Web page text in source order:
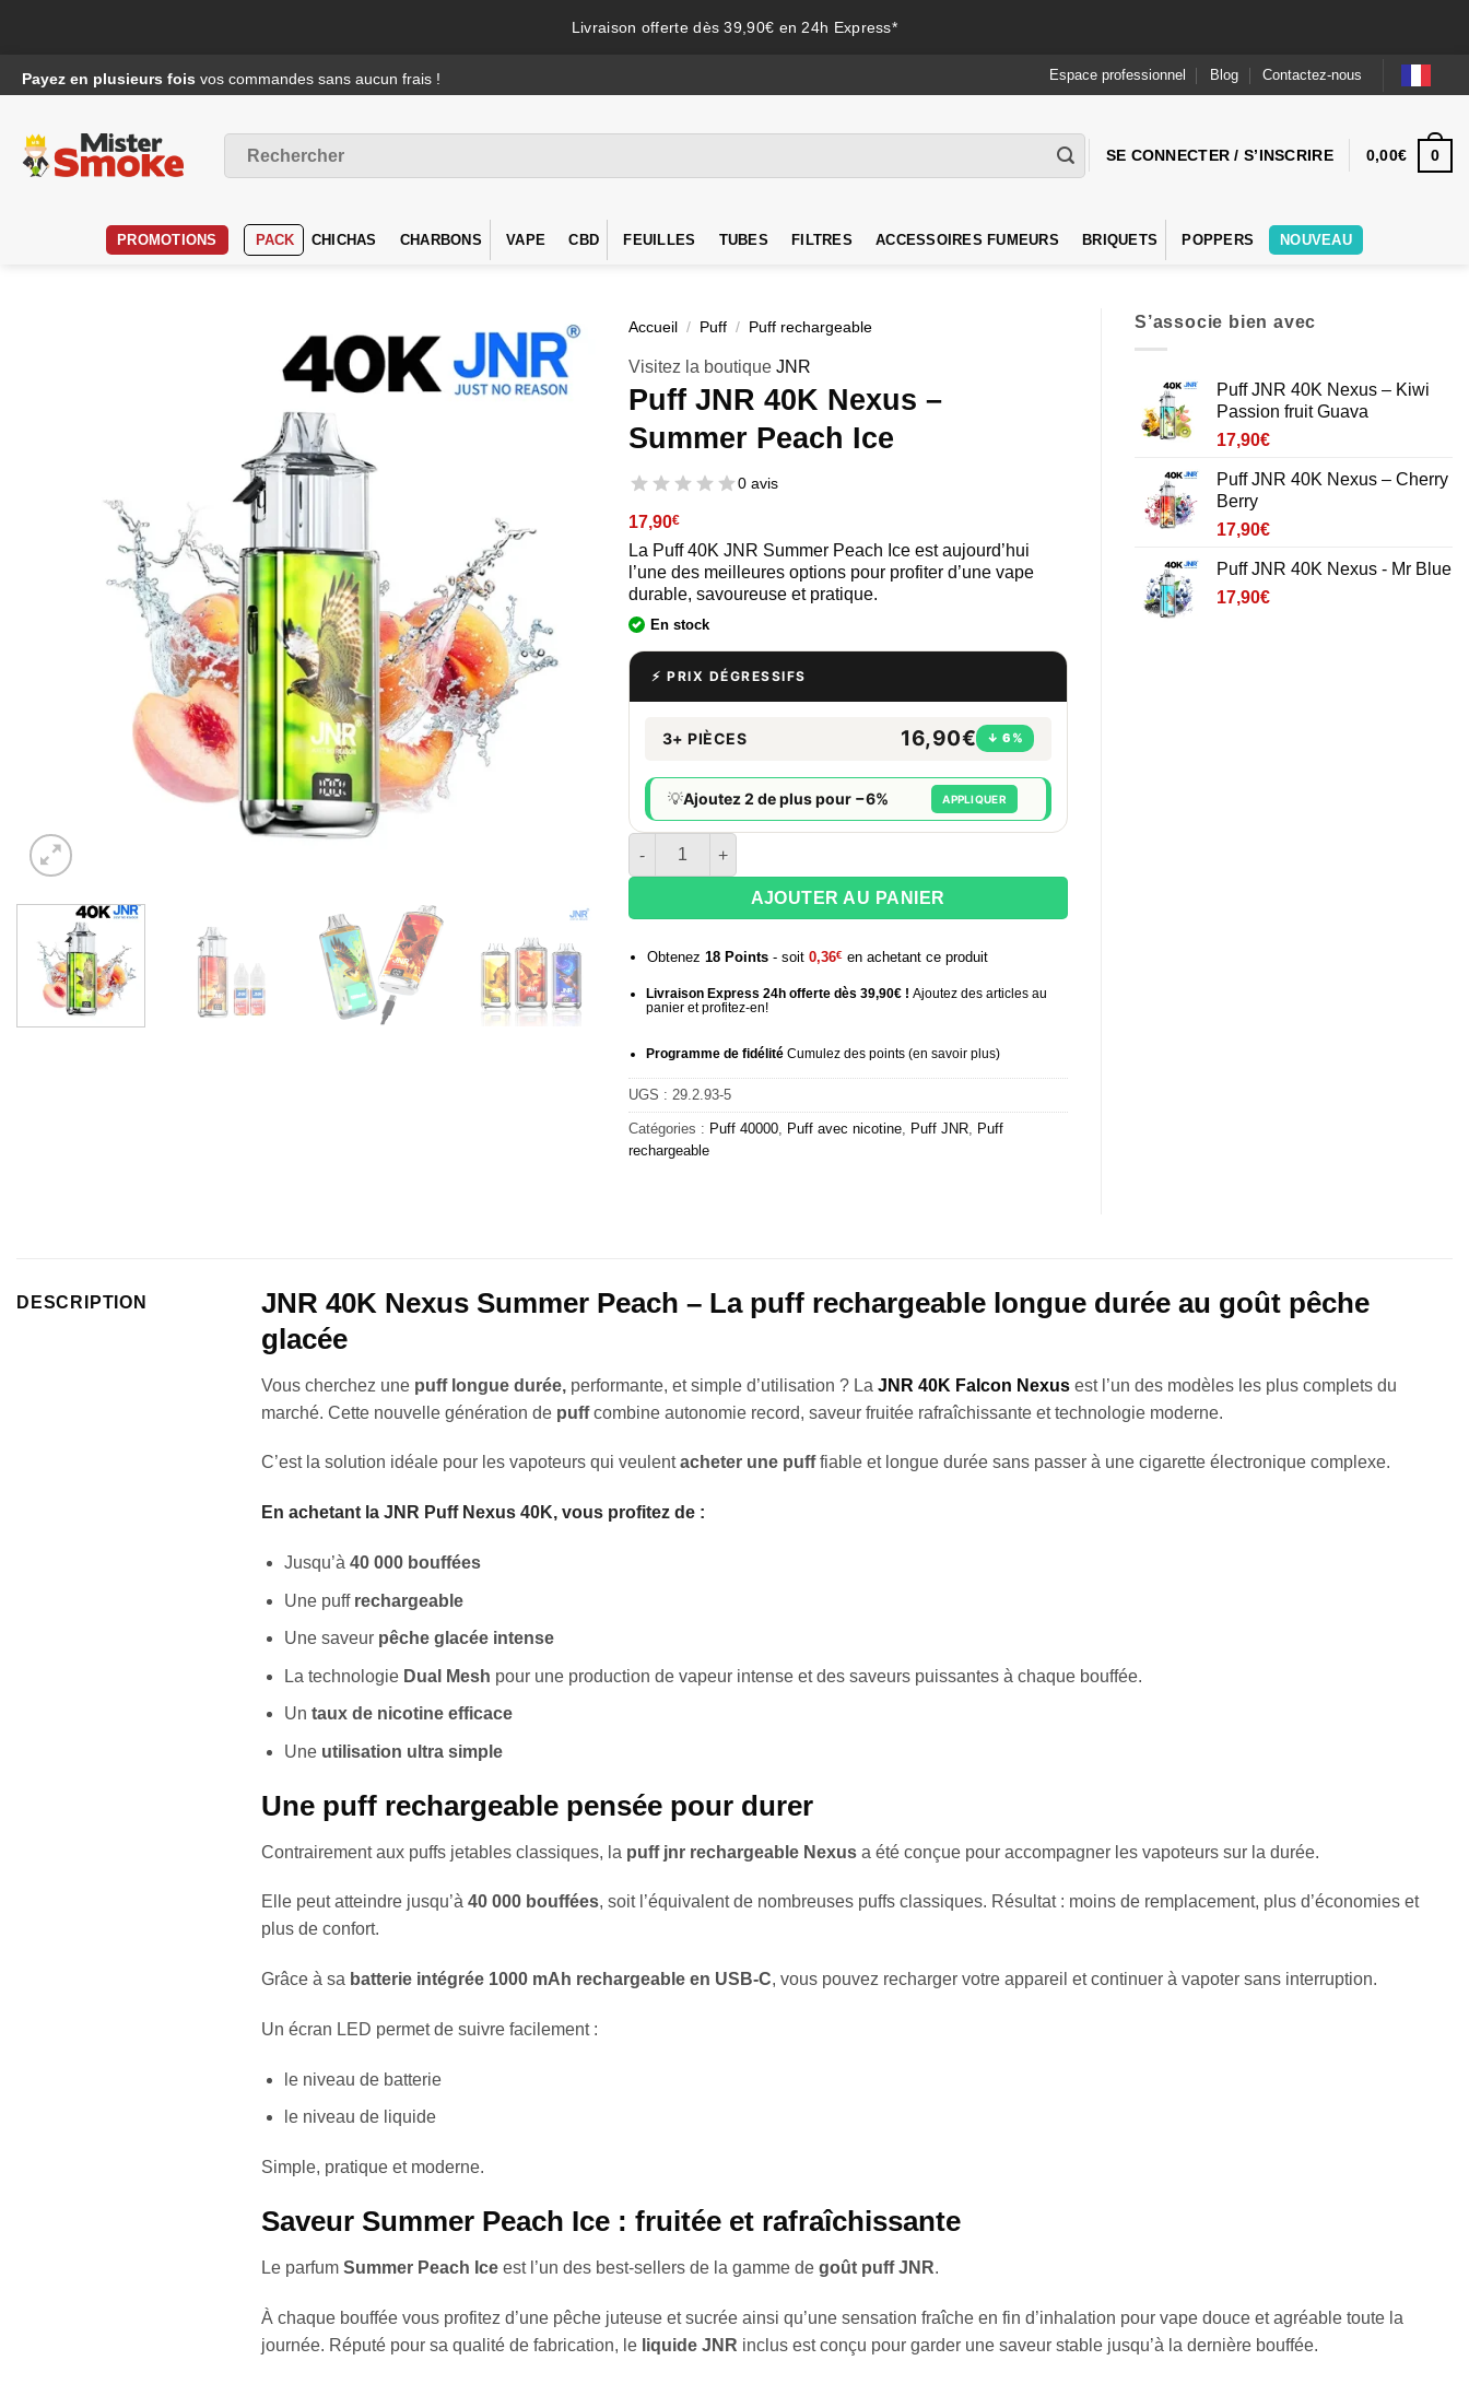
Livraison offerte dès 39,90€ en 24h Express*
au
Payez en plusieurs fois vos commandes sans aucun frais ! Espace professionnel Blog Contactez-nous
pour :
SE CONNECTER / S’INSCRIRE 0,00€ 0
PROMOTIONS PACK CHICHAS CHARBONS VAPE CBD FEUILLES TUBES FILTRES ACCESSOIRES FUMEURS BRIQUETS POPPERS NOUVEAU
Accueil / Puff / Puff rechargeable
Visitez la boutique JNR
Puff JNR 40K Nexus –
Summer Peach Ice
0 avis
17,90€
La Puff 40K JNR Summer Peach Ice est aujourd’hui
l’une des meilleures options pour profiter d’une vape
durable, savoureuse et pratique.
En stock
⚡ PRIX DÉGRESSIFS
3+ PIÈCES 16,90€ ↓ 6%
💡Ajoutez 2 de plus pour −6% APPLIQUER
quantité de Puff JNR 40K Nexus – Summer Peach Ice
AJOUTER AU PANIER
Obtenez 18Points- soit 0,36€ en achetant ce produit
Livraison Express 24h offerte dès 39,90€ ! Ajoutez des articles au
panier et profitez-en!
Programme de fidélitéCumulez des points (en savoir plus)
UGS : 29.2.93-5
Catégories : Puff 40000, Puff avec nicotine, Puff JNR, Puff
rechargeable
S’associe bien avec
Puff JNR 40K Nexus – Kiwi
Passion fruit Guava
17,90€
Puff JNR 40K Nexus – Cherry
Berry
17,90€
Puff JNR 40K Nexus - Mr Blue
17,90€
DESCRIPTION
JNR 40K Nexus Summer Peach – La puff rechargeable longue durée au goût pêche
glacée
Vous cherchez une puff longue durée, performante, et simple d’utilisation ? La JNR 40K Falcon Nexus est l’un des modèles les plus complets du
marché. Cette nouvelle génération de puffcombine autonomie record, saveur fruitée rafraîchissante et technologie moderne.
C’est la solution idéale pour les vapoteurs qui veulentacheter une pufffiable et longue durée sans passer à une cigarette électronique complexe.
En achetant la JNR Puff Nexus 40K, vous profitez de :
Jusqu’à 40 000 bouffées
Une puff rechargeable
Une saveur pêche glacée intense
La technologie Dual Mesh pour une production de vapeur intense et des saveurs puissantes à chaque bouffée.
Un taux de nicotine efficace
Une utilisation ultra simple
Une puff rechargeable pensée pour durer
Contrairement aux puffs jetables classiques, la puff jnr rechargeable Nexus a été conçue pour accompagner les vapoteurs sur la durée.
Elle peut atteindre jusqu’à 40 000 bouffées, soit l’équivalent de nombreuses puffs classiques. Résultat : moins de remplacement, plus d’économies et
plus de confort.
Grâce à sa batterie intégrée 1000 mAh rechargeable en USB-C, vous pouvez recharger votre appareil et continuer à vapoter sans interruption.
Un écran LED permet de suivre facilement :
le niveau de batterie
le niveau de liquide
Simple, pratique et moderne.
Saveur Summer Peach Ice : fruitée et rafraîchissante
Le parfum Summer Peach Ice est l’un des best-sellers de la gamme de goût puff JNR.
À chaque bouffée vous profitez d’une pêche juteuse et sucrée ainsi qu’une sensation fraîche en fin d’inhalation pour vape douce et agréable toute la
journée. Réputé pour sa qualité de fabrication, le liquide JNR inclus est conçu pour garder une saveur stable jusqu’à la dernière bouffée.